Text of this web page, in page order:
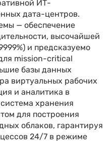
ИТ-
дата-центров.
— обеспечение
высочайшей
и предсказуемо
mission-critical
базы данных
виртуальных рабочих
и аналитика в
хранения
для построения
облаков, гарантируя
24/7 в режиме